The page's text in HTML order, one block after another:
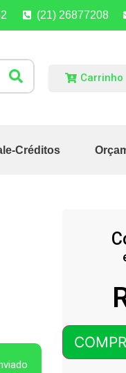
(21) 26877208
Carrinho
Créditos